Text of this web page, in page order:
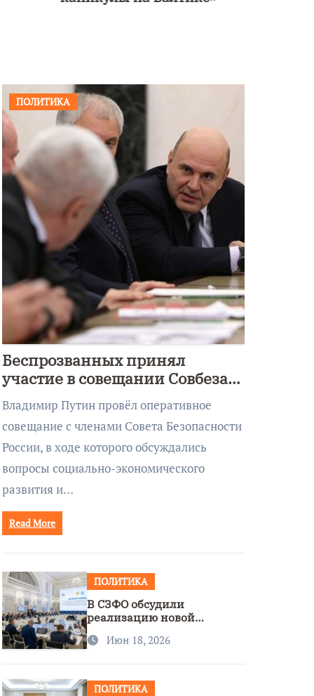
ПОЛИТИКА
Беспрозванных принял
участие в совещании Совбеза
под руководством Путина
Владимир Путин провёл оперативное
совещание с членами Совета Безопасности
России, в ходе которого обсуждались
вопросы социально-экономического
развития и…
Read More
ПОЛИТИКА
В СЗФО обсудили
реализацию новой
Июн 18, 2026
ПОЛИТИКА